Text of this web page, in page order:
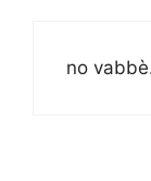
no